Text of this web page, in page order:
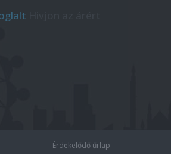
Érdekelődő űrlap